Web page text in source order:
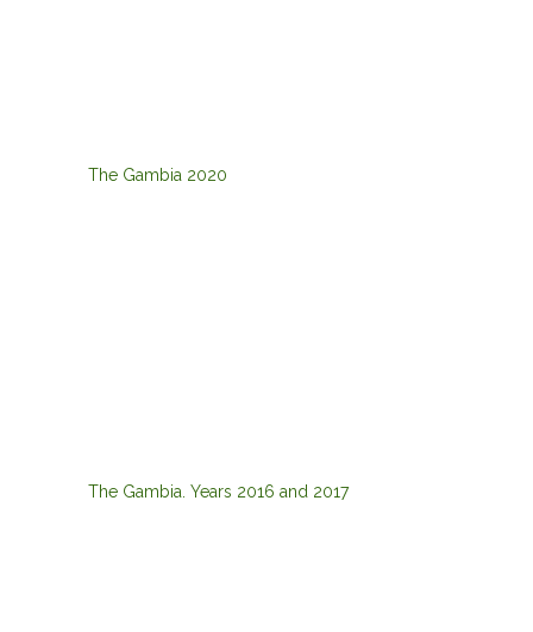
The Gambia 2020
The Gambia. Years 2016 and 2017